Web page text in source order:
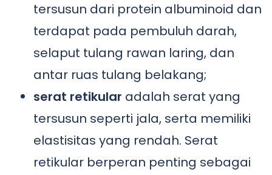
tersusun dari protein albuminoid dan
terdapat pada pembuluh darah,
selaput tulang rawan laring, dan
antar ruas tulang belakang;
serat retikular adalah serat yang
tersusun seperti jala, serta memiliki
elastisitas yang rendah. Serat
retikular berperan penting sebagai